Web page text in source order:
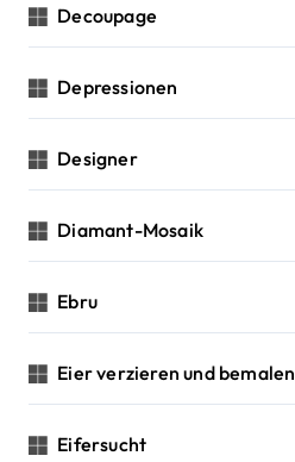
Decoupage
Depressionen
Designer
Diamant-Mosaik
Ebru
Eier verzieren und bemalen
Eifersucht